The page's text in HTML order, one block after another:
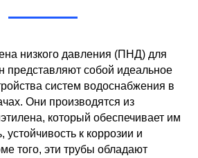
низкого давления (ПНД) для
представляют собой идеальное
систем водоснабжения в
Они производятся из
который обеспечивает им
устойчивость к коррозии и
того, эти трубы обладают